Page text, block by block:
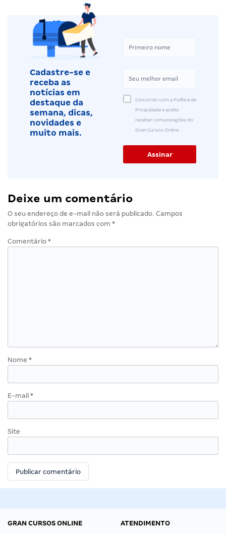
Cadastre-se e
receba as
notícias em
destaque da
semana, dicas,
novidades e
muito mais.
Concordo com a Política de
Privacidade e aceito
receber comunicações do
Gran Cursos Online.
Deixe um comentário
O seu endereço de e-mail não será publicado. Campos
obrigatórios são marcados com *
Comentário *
Nome *
E-mail *
Site
GRAN CURSOS ONLINE
ATENDIMENTO